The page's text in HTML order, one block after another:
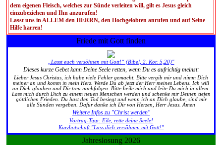
dem eigenen Fleisch, welches zur Sünde verleiten will, gilt es Jesus gleich
einzubeziehen und Ihn anzurufen!
Lasst uns in ALLEM den HERRN, den Hochgelobten anrufen und auf Seine
Hilfe harren!
Friede mit Gott finden
„Lasst euch versöhnen mit Gott!“ (Bibel, 2. Kor. 5,20)"
Dieses kurze Gebet kann Deine Seele retten, wenn Du es aufrichtig meinst:
Lieber Jesus Christus, ich habe viele Fehler gemacht. Bitte vergib mir und nimm Dich
meiner an und komm in mein Herz. Werde Du ab jetzt der Herr meines Lebens. Ich will
an Dich glauben und Dir treu nachfolgen. Bitte heile mich und leite Du mich in allem.
Lass mich durch Dich zu einem neuen Menschen werden und schenke mir Deinen tiefen
göttlichen Frieden. Du hast den Tod besiegt und wenn ich an Dich glaube, sind mir
alle Sünden vergeben. Dafür danke ich Dir von Herzen, Herr Jesus. Amen
Weitere Infos zu "Christ werden"
Vortrag-Tipp: Eile, rette deine Seele!
Kurzbotschaft "Lass dich versöhnen mit Gott!"
Jahreslosung 2026